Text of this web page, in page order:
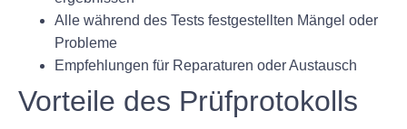
Alle während des Tests festgestellten Mängel oder
Probleme
Empfehlungen für Reparaturen oder Austausch
Vorteile des Prüfprotokolls